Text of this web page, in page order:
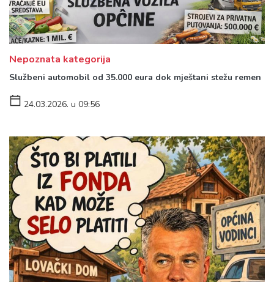
Nepoznata kategorija
Službeni automobil od 35.000 eura dok mještani stežu remen
24.03.2026. u 09:56